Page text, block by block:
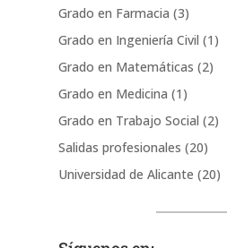
Grado en Farmacia (3)
Grado en Ingeniería Civil (1)
Grado en Matemáticas (2)
Grado en Medicina (1)
Grado en Trabajo Social (2)
Salidas profesionales (20)
Universidad de Alicante (20)